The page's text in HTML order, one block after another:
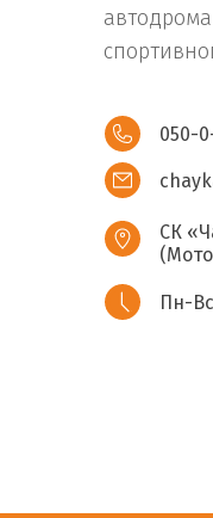
050-
СК
Пн-